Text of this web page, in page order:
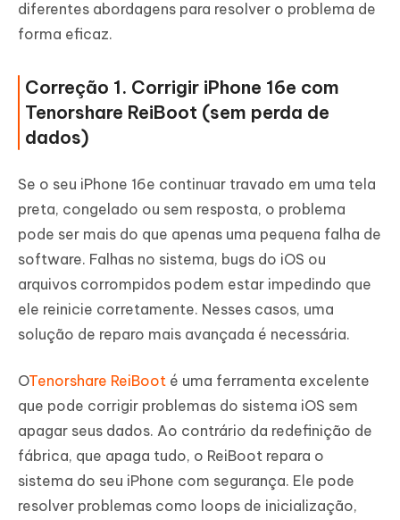
diferentes abordagens para resolver o problema de
forma eficaz.
Correção 1. Corrigir iPhone 16e com
Tenorshare ReiBoot (sem perda de
dados)
Se o seu iPhone 16e continuar travado em uma tela
preta, congelado ou sem resposta, o problema
pode ser mais do que apenas uma pequena falha de
software. Falhas no sistema, bugs do iOS ou
arquivos corrompidos podem estar impedindo que
ele reinicie corretamente. Nesses casos, uma
solução de reparo mais avançada é necessária.
OTenorshare ReiBoot é uma ferramenta excelente
que pode corrigir problemas do sistema iOS sem
apagar seus dados. Ao contrário da redefinição de
fábrica, que apaga tudo, o ReiBoot repara o
sistema do seu iPhone com segurança. Ele pode
resolver problemas como loops de inicialização,